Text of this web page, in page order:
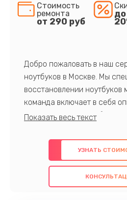
Стоимость
ремонта
от 290 руб
до
Добро пожаловать в наш
ноутбуков в Москве. Мы
восстановлении ноутбуков
команда включает в себя
профессионалов с
предлагаем быстрый и
использованием
также гарантируем
проведенных работ. Наша
УЗНАТЬ